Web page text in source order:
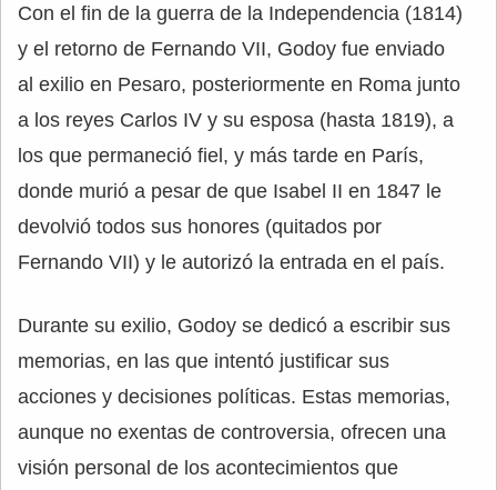
Con el fin de la guerra de la Independencia (1814)
y el retorno de Fernando VII, Godoy fue enviado
al exilio en Pesaro, posteriormente en Roma junto
a los reyes Carlos IV y su esposa (hasta 1819), a
los que permaneció fiel, y más tarde en París,
donde murió a pesar de que Isabel II en 1847 le
devolvió todos sus honores (quitados por
Fernando VII) y le autorizó la entrada en el país.
Durante su exilio, Godoy se dedicó a escribir sus
memorias, en las que intentó justificar sus
acciones y decisiones políticas. Estas memorias,
aunque no exentas de controversia, ofrecen una
visión personal de los acontecimientos que